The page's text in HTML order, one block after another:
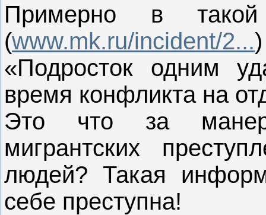
Примерно в
(www.mk.ru/incident/2...
«Подросток одним
время конфликта на
Это что за
мигрантских
людей? Такая
себе преступна!